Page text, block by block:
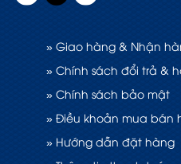
» Giao hàng & Nhận
» Chính sách đổi trả &
» Chính sách bảo mật
» Điều khoản mua bán
» Hướng dẫn đặt hàng